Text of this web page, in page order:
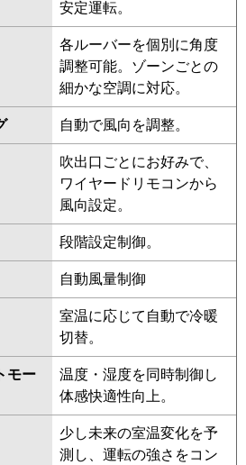
GP224RGHW1-G RCID-
GP224RGHW2
RCID-
GP224RGHW1 RCID-GP224RGHW
RCID-AP224GHW8-kobe RCID-
RCID-AP224GHW7-
RCID-AP224GHW7
FDTWZ2245HD5SA-rak
FDTWZ2245HD5SA
P224L7GVB PA-P224L7GVNB
PA-P224L7GVA PA-P224L7GVNA
P224L7GV PA-P224L7GVN
PA-P224L6GVB PA-P224L6GVNB
安定運転。
各ルーバーを個別に角度
調整可能。ゾーンごとの
細かな空調に対応。
自動で風向を調整。
吹出口ごとにお好みで、
ワイヤードリモコンから
風向設定。
段階設定制御。
自動風量制御
室温に応じて自動で冷暖
切替。
モー
温度・湿度を同時制御し
体感快適性向上。
少し未来の室温変化を予
測し、運転の強さをコン